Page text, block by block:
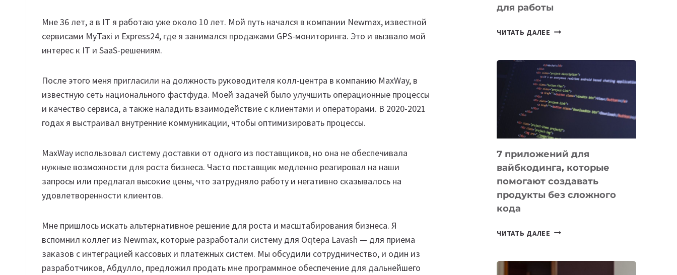
Мне 36 лет, а в IT я работаю уже около 10 лет. Мой путь начался в компании Newmax, известной
сервисами MyTaxi и Express24, где я занимался продажами GPS-мониторинга. Это и вызвало мой
интерес к IT и SaaS-решениям.
После этого меня пригласили на должность руководителя колл-центра в компанию MaxWay, в
известную сеть национального фастфуда. Моей задачей было улучшить операционные процессы
и качество сервиса, а также наладить взаимодействие с клиентами и операторами. В 2020-2021
годах я выстраивал внутренние коммуникации, чтобы оптимизировать процессы.
MaxWay использовал систему доставки от одного из поставщиков, но она не обеспечивала
нужные возможности для роста бизнеса. Часто поставщик медленно реагировал на наши
запросы или предлагал высокие цены, что затрудняло работу и негативно сказывалось на
удовлетворенности клиентов.
Мне пришлось искать альтернативное решение для роста и масштабирования бизнеса. Я
вспомнил коллег из Newmax, которые разработали систему для Oqtepa Lavash — для приема
заказов с интеграцией кассовых и платежных систем. Мы обсудили сотрудничество, и один из
разработчиков, Абдулло, предложил продать мне программное обеспечение для дальнейшего
для работы
ЧИТАТЬ ДАЛЕЕ ТАСК-
ПОЛЕЗНЫХ
ИНСТРУМЕНТОВ
ДЛЯ
РАБОТЫ
7 приложений для
вайбкодинга, которые
помогают создавать
продукты без сложного
кода
ЧИТАТЬ ДАЛЕЕ